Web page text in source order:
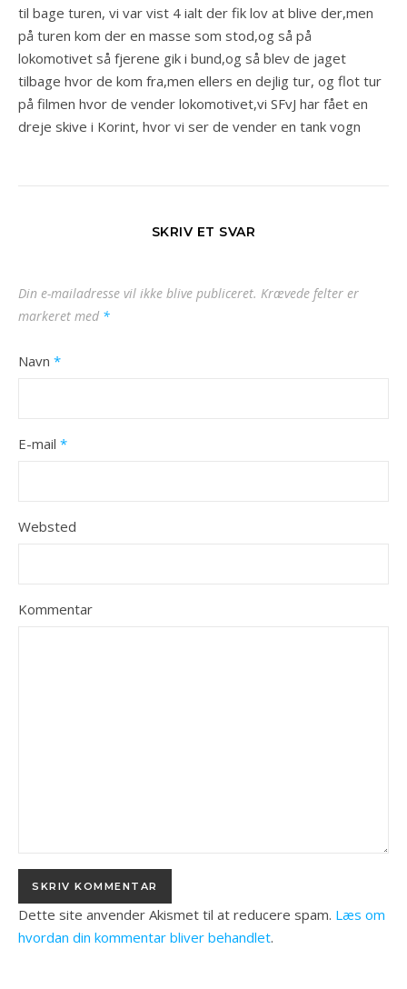
til bage turen, vi var vist 4 ialt der fik lov at blive der,men
på turen kom der en masse som stod,og så på
lokomotivet så fjerene gik i bund,og så blev de jaget
tilbage hvor de kom fra,men ellers en dejlig tur, og flot tur
på filmen hvor de vender lokomotivet,vi SFvJ har fået en
dreje skive i Korint, hvor vi ser de vender en tank vogn
SKRIV ET SVAR
Din e-mailadresse vil ikke blive publiceret. Krævede felter er
markeret med *
Navn *
E-mail *
Websted
Kommentar
Dette site anvender Akismet til at reducere spam. Læs om
hvordan din kommentar bliver behandlet.